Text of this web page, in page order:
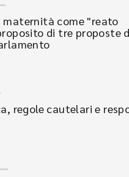
maternità come "reato
di tre proposte
regole cautelari e